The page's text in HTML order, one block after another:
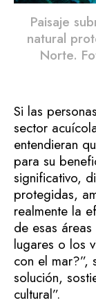
Paisaje
natural
Norte.
Si las
sector
entendieran
para su
significativo,
protegidas,
realmente la
de esas
lugares o los
con el mar?”,
solución,
cultural”.